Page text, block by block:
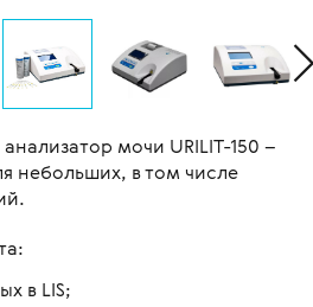
мочи URILIT-150 –
небольших, в том числе
в LIS;